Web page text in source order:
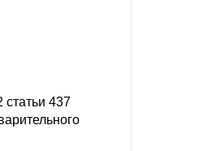
статьи 437